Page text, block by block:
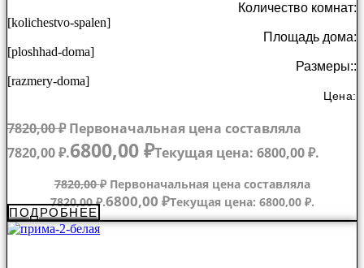
Количество комнат:
[kolichestvo-spalen]
Площадь дома:
[ploshhad-doma]
Размеры::
[razmery-doma]
Цена:
7820,00₽ Первоначальная цена составляла
7820,00 ₽.6800,00₽Текущая цена: 6800,00 ₽.
7820,00₽ Первоначальная цена составляла
7820,00 ₽.6800,00 ₽Текущая цена: 6800,00 ₽.
ПОДРОБНЕЕ